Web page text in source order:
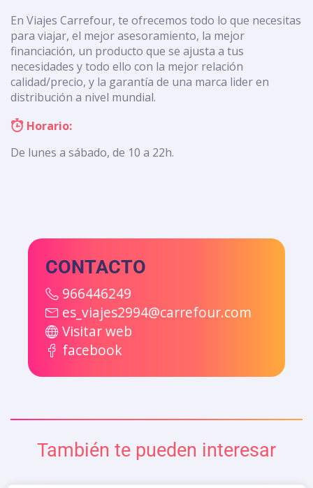
En Viajes Carrefour, te ofrecemos todo lo que necesitas
para viajar, el mejor asesoramiento, la mejor
financiación, un producto que se ajusta a tus
necesidades y todo ello con la mejor relación
calidad/precio, y la garantía de una marca lider en
distribución a nivel mundial.
Horario:
De lunes a sábado, de 10 a 22h.
CONTACTO
966446249
es_viajes2994@carrefour.com
Visitar web
facebook
También te pueden interesar